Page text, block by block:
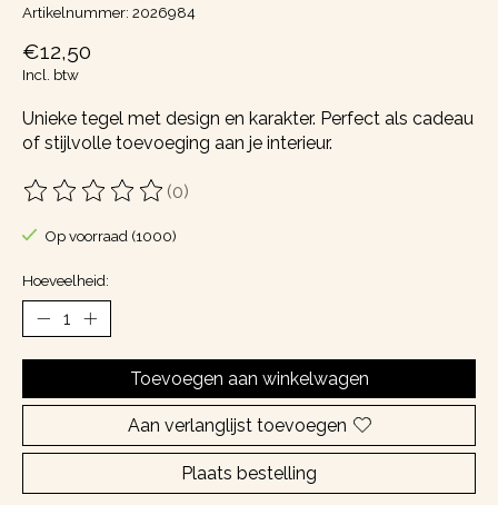
Artikelnummer: 2026984
€12,50
Incl. btw
Unieke tegel met design en karakter. Perfect als cadeau
of stijlvolle toevoeging aan je interieur.
De beoordeling van dit product is
(0)
Op voorraad (1000)
Hoeveelheid:
Toevoegen aan winkelwagen
Aan verlanglijst toevoegen
Plaats bestelling